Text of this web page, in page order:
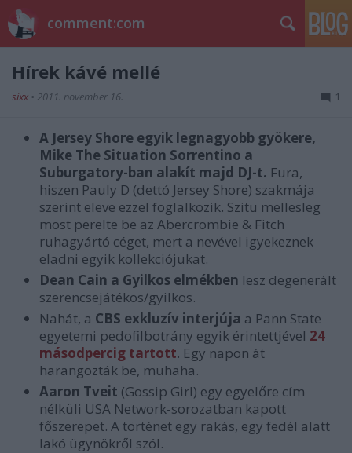
comment:com
Hírek kávé mellé
sixx • 2011. november 16. 1
A Jersey Shore egyik legnagyobb gyökere,
Mike The Situation Sorrentino a
Suburgatory-ban alakít majd DJ-t. Fura,
hiszen Pauly D (dettó Jersey Shore) szakmája
szerint eleve ezzel foglalkozik. Szitu mellesleg
most perelte be az Abercrombie & Fitch
ruhagyártó céget, mert a nevével igyekeznek
eladni egyik kollekciójukat.
Dean Cain a Gyilkos elmékben lesz degenerált
szerencsejátékos/gyilkos.
Nahát, a CBS exkluzív interjúja a Pann State
egyetemi pedofilbotrány egyik érintettjével 24
másodpercig tartott. Egy napon át
harangozták be, muhaha.
Aaron Tveit (Gossip Girl) egy egyelőre cím
nélküli USA Network-sorozatban kapott
főszerepet. A történet egy rakás, egy fedél alatt
lakó ügynökről szól.